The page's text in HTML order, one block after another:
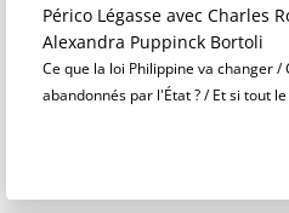
Périco Légasse avec Charles
Alexandra Puppinck Bortoli
Ce que la loi Philippine va changer
abandonnés par l'État ? / Et si tout